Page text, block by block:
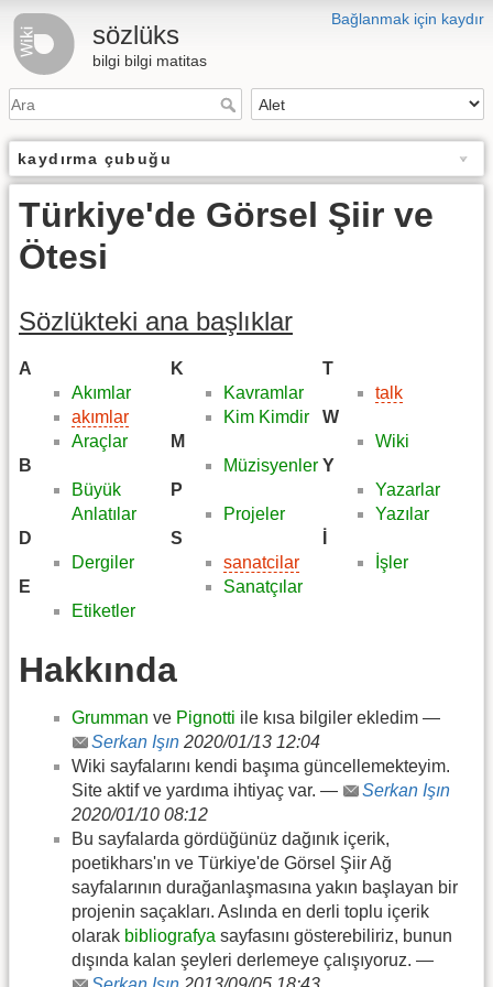
Bağlanmak için kaydır
sözlüks
bilgi bilgi matitas
kaydırma çubuğu
Türkiye'de Görsel Şiir ve
Ötesi
Sözlükteki ana başlıklar
A
Akımlar
akımlar
Araçlar
B
Büyük
Anlatılar
D
Dergiler
E
Etiketler
K
Kavramlar
Kim Kimdir
M
Müzisyenler
P
Projeler
S
sanatcilar
Sanatçılar
T
talk
W
Wiki
Y
Yazarlar
Yazılar
İşler
Hakkında
Grumman ve Pignotti ile kısa bilgiler ekledim —
Serkan Işın 2020/01/13 12:04
Wiki sayfalarını kendi başıma güncellemekteyim.
Site aktif ve yardıma ihtiyaç var. —
Serkan Işın
2020/01/10 08:12
Bu sayfalarda gördüğünüz dağınık içerik,
poetikhars'ın ve Türkiye'de Görsel Şiir Ağ
sayfalarının durağanlaşmasına yakın başlayan bir
projenin saçakları. Aslında en derli toplu içerik
olarak bibliografya sayfasını gösterebiliriz, bunun
dışında kalan şeyleri derlemeye çalışıyoruz. —